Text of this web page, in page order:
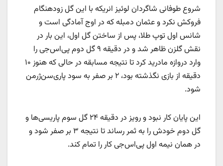
شروع طوفانی شاگردان لوئیز انریکه با این گل زودهنگام
فروکش نکرد و عثمان دمبله که در اوج آمادگی است و
شانس اول توپ طلا، پس از ساختن گل اول، این بار در
نقش گلزن ظاهر شد و در دقیقه ۹ گل دوم پی‌اس‌جی را
وارد دروازه مادرید کرد تا نتیجه مسابقه در حالی که هنوز ۱۰
دقیقه از بازی نگذشته بود، ۲ بر صفر به سود پاری‌سن‌ژرمن
شود.
این پایان کار نبود و رویز در دقیقه ۲۴ گل سوم پاریسی‌ها و
گل دوم خودش را به ثمر رساند تا نتیجه ۳ بر صفر شود و
در همان نیمه اول پی‌اس‌جی کار را تمام کند.